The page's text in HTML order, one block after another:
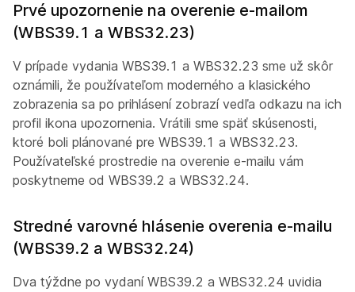
Prvé upozornenie na overenie e-mailom
(WBS39.1 a WBS32.23)
V prípade vydania WBS39.1 a WBS32.23 sme už skôr
oznámili, že používateľom moderného a klasického
zobrazenia sa po prihlásení zobrazí vedľa odkazu na ich
profil ikona upozornenia. Vrátili sme späť skúsenosti,
ktoré boli plánované pre WBS39.1 a WBS32.23.
Používateľské prostredie na overenie e-mailu vám
poskytneme od WBS39.2 a WBS32.24.
Stredné varovné hlásenie overenia e-mailu
(WBS39.2 a WBS32.24)
Dva týždne po vydaní WBS39.2 a WBS32.24 uvidia